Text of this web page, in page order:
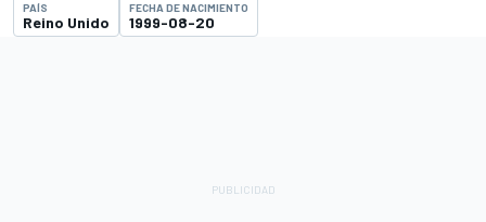
PAÍS
Reino Unido
FECHA DE NACIMIENTO
1999-08-20